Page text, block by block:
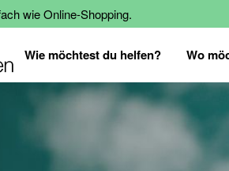
wie Online-Shopping.
Wie möchtest du helfen? Wo